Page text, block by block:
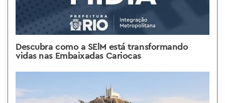
Descubra como a SElM está transformando
vidas nas Embaixadas Cariocas